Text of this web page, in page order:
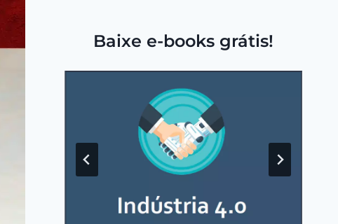
Baixe e-books grátis!